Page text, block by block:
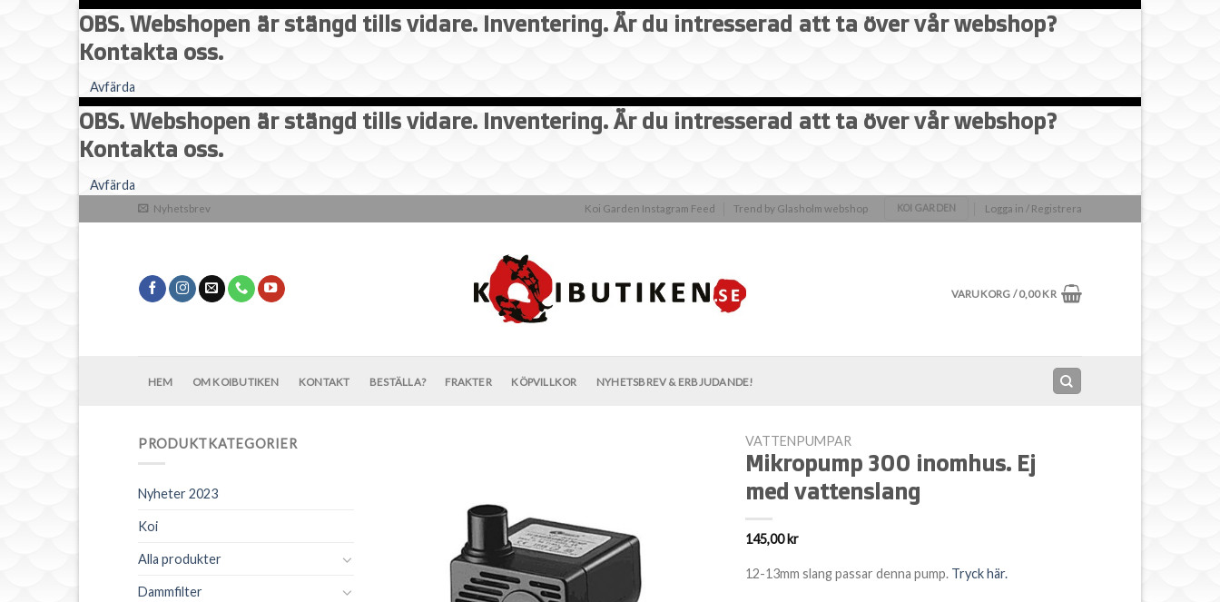
OBS. Webshopen är stängd tills vidare. Inventering. Är du intresserad att ta över vår webshop?
Kontakta oss.
Avfärda
OBS. Webshopen är stängd tills vidare. Inventering. Är du intresserad att ta över vår webshop?
Kontakta oss.
Avfärda
to
content
Nyhetsbrev Koi Garden Instagram Feed Trend by Glasholm webshop KOI GARDEN Logga in / Registrera
VARUKORG /0,00KR
HEM OM KOIBUTIKEN KONTAKT BESTÄLLA? FRAKTER KÖPVILLKOR NYHETSBREV & ERBJUDANDE!
PRODUKTKATEGORIER
Nyheter 2023
Koi
Alla produkter
Dammfilter
VATTENPUMPAR
Mikropump 300 inomhus. Ej
med vattenslang
145,00kr
12-13mm slang passar denna pump. Tryck här.